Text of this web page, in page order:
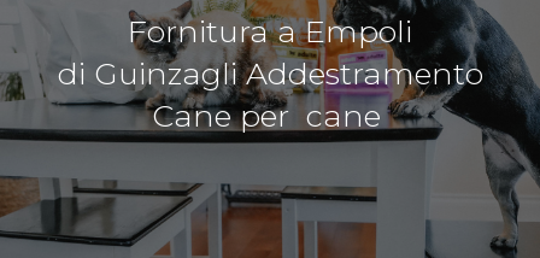
Fornitura a Empoli
di Guinzagli Addestramento
Cane per cane